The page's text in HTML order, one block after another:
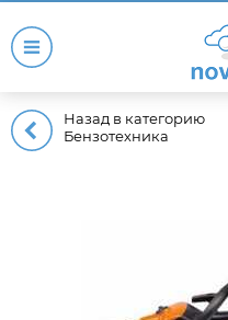
Назад в категорию
Бензотехника